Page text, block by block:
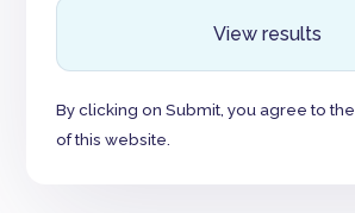
View results
By clicking on Submit, you agree to the
of this website.